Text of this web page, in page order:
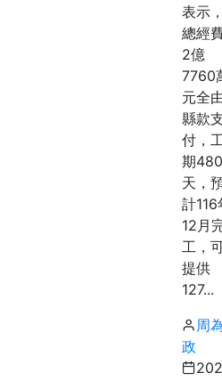
表示
總經
2億
7760
元全
縣款
付，
期480
天，
計116
12月
工，
提供
127...
周
政